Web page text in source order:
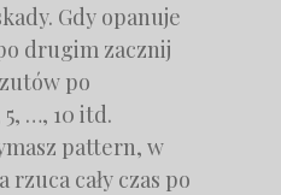
Gdy opanuje
drugim zacznij
po
…, 10 itd.
pattern, w
cały czas po